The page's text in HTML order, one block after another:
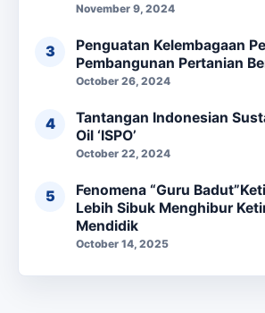
November 9, 2024
Penguatan Kelembagaan
Pembangunan Pertanian
October 26, 2024
Tantangan Indonesian
Oil ‘ISPO’
October 22, 2024
Fenomena “Guru
Lebih Sibuk Menghibur
Mendidik
October 14, 2025